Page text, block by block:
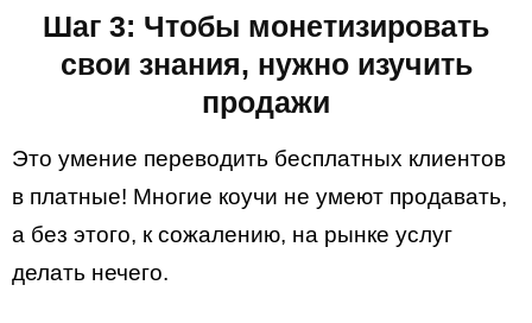
Шаг 3: Чтобы монетизировать
свои знания, нужно изучить
продажи
Это умение переводить бесплатных клиентов
в платные! Многие коучи не умеют продавать,
а без этого, к сожалению, на рынке услуг
делать нечего.